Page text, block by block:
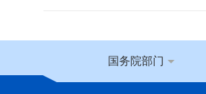
国务院部门